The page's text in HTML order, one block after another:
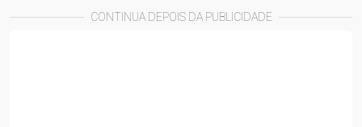
CONTINUA DEPOIS DA PUBLICIDADE